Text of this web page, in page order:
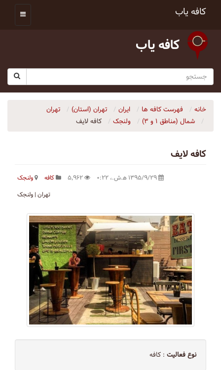
کافه یاب
کافه یاب
خانه فهرست کافه ها ایران تهران (استان)
تهران
شمال (مناطق ۱ و ۳)
ولنجک کافه لایف
کافه لایف
کافه
ولنجک
تهران | ولنجک
نوع فعالیت : کافه